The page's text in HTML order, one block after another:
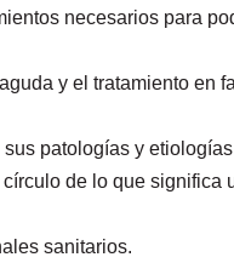
necesarios para
y el tratamiento en
patologías y
de lo que
sanitarios.